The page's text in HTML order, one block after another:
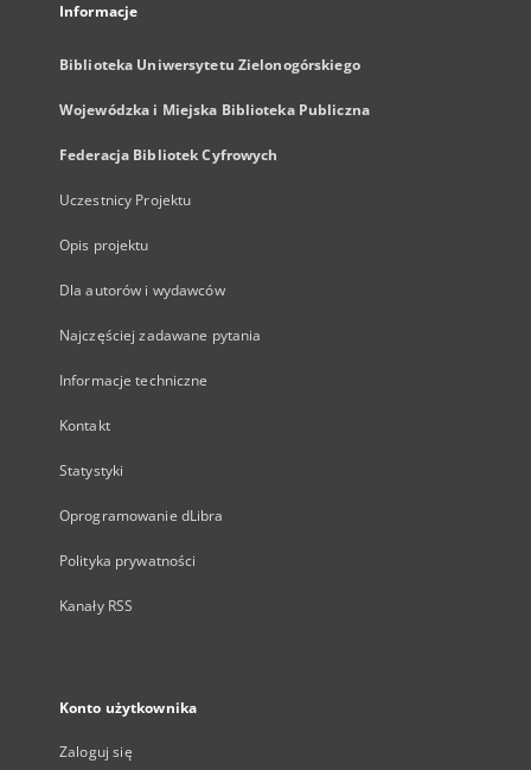
Informacje
Biblioteka Uniwersytetu Zielonogórskiego
Wojewódzka i Miejska Biblioteka Publiczna
Federacja Bibliotek Cyfrowych
Uczestnicy Projektu
Opis projektu
Dla autorów i wydawców
Najczęściej zadawane pytania
Informacje techniczne
Kontakt
Statystyki
Oprogramowanie dLibra
Polityka prywatności
Kanały RSS
Konto użytkownika
Zaloguj się